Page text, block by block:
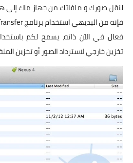
لنقل صورك و ملفاتك من جهاز ماك إلى
فعال في الآن ذاته، يسمح لكم
تخزين خارجي لاسترداد الصور أو تخزين